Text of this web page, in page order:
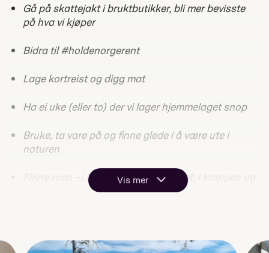
Gå på skattejakt i bruktbutikker, bli mer bevisste
på hva vi kjøper
Bidra til #holdenorgerent
Lage kortreist og digg mat
Ha ei uke (eller to) der vi lager hjemmelaget snop
Bruke, ta vare på og finne glede i å være ute i
naturen
Finne roen – i hengekøya, rundt bålet, i kroppen og
Vis mer